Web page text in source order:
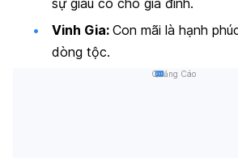
Vinh Gia: Con mãi là hạnh
dòng tộc.
Quảng Cáo